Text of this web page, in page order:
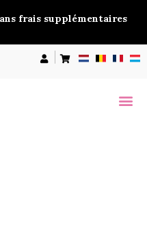
frais supplémentaires